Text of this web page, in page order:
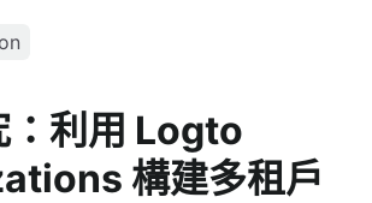
：利用 Logto
構建多租戶